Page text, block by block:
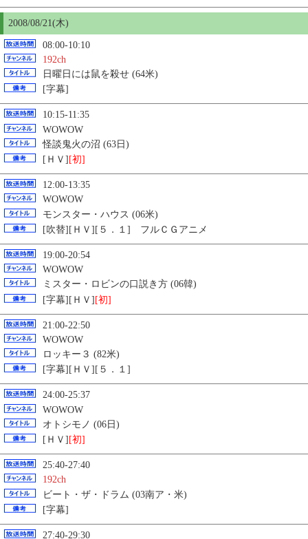
2008/08/21(木)
08:00-10:10
192ch
日曜日には鼠を殺せ (64米)
[字幕]
10:15-11:35
WOWOW
怪談鬼火の沼 (63日)
[ＨＶ] [初]
12:00-13:35
WOWOW
モンスター・ハウス (06米)
[吹替][ＨＶ][５．１] フルＣＧアニメ
19:00-20:54
WOWOW
ミスター・ロビンの口説き方 (06韓)
[字幕][ＨＶ][初]
21:00-22:50
WOWOW
ロッキー３ (82米)
[字幕][ＨＶ][５．１]
24:00-25:37
WOWOW
オトシモノ (06日)
[ＨＶ] [初]
25:40-27:40
192ch
ビート・ザ・ドラム (03南ア・米)
[字幕]
27:40-29:30